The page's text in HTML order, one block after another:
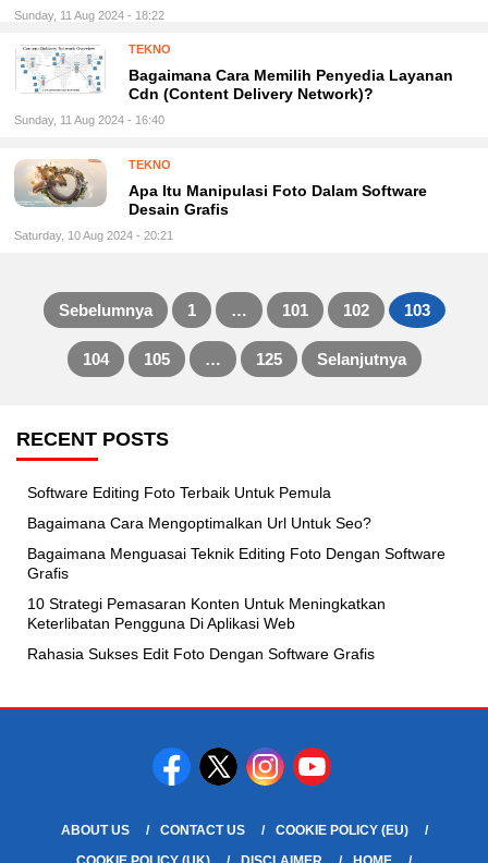
Sunday, 11 Aug 2024 - 18:22
TEKNO
Bagaimana Cara Memilih Penyedia Layanan
Cdn (Content Delivery Network)?
Sunday, 11 Aug 2024 - 16:40
TEKNO
Apa Itu Manipulasi Foto Dalam Software
Desain Grafis
Saturday, 10 Aug 2024 - 20:21
Posts
Sebelumnya 1 … 101 102 103
104 105 … 125 Selanjutnya
RECENT POSTS
Software Editing Foto Terbaik Untuk Pemula
Bagaimana Cara Mengoptimalkan Url Untuk Seo?
Bagaimana Menguasai Teknik Editing Foto Dengan Software
Grafis
10 Strategi Pemasaran Konten Untuk Meningkatkan
Keterlibatan Pengguna Di Aplikasi Web
Rahasia Sukses Edit Foto Dengan Software Grafis
ABOUT US CONTACT US
COOKIE POLICY (EU)